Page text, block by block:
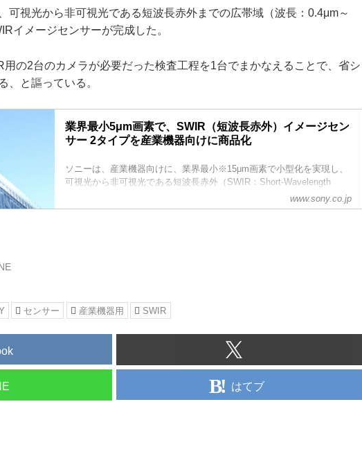
視光から非可視光である短波長赤外までの広帯域（波長：0.4μm～
イメージセンサーが完成した。
の2台のカメラが必要だった検査工程を1台でまかなえることで、省シ
、と謳っている。
業界最小5μm画素で、SWIR（短波長赤外）イメージセン
サー 2タイプを産業機器向けに商品化
ソニーは、産業機器向けに、業界最小※15μm画素で小型化を実現し、
可視光から非可視光である短波長赤外（SWIR：Short-Wavelength
InfraRed）までの撮像を可能としたSWIRイメージセンサー 2タイプを
商品化します。
www.sony.co.jp
センサー 産業機器用 SWIR
はてブ